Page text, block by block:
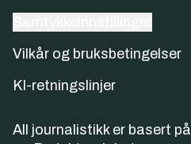
Vilkår og bruksbetingelser
KI-retningslinjer
All journalistikk er basert på